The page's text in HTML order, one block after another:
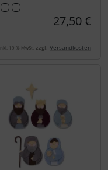
27,50 €
inkl. 19 % MwSt. zzgl. Versandkosten